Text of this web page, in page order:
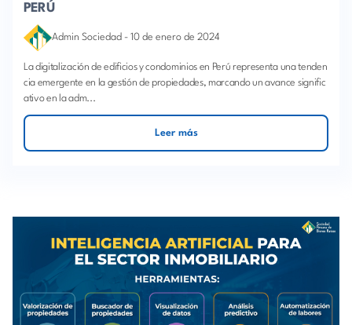
PERÚ
Admin Sociedad - 10 de enero de 2024
La digitalización de edificios y condominios en Perú representa una tenden
cia emergente en la gestión de propiedades, marcando un avance signific
ativo en la adm...
Leer más